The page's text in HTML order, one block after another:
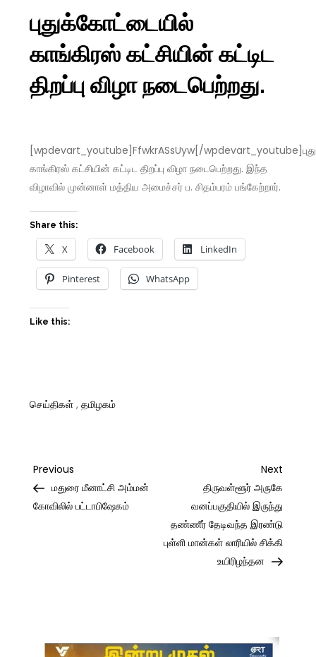
புதுக்கோட்டையில்
காங்கிரஸ் கட்சியின் கட்டிட
திறப்பு விழா நடைபெற்றது.
[wpdevart_youtube]FfwkrASsUyw[/
காங்கிரஸ் கட்சியின் கட்டிட திறப்பு விழா நடைபெற்றது. இந்த
விழாவில் முன்னாள் மத்திய அமைச்சர் ப. சிதம்பரம் பங்கேற்றார்.
Share this:
X Facebook LinkedIn
Pinterest WhatsApp
Like this:
செய்திகள் ,தமிழகம்
Post
navigation
Previous
Post
Previous
மதுரை மீனாட்சி அம்மன்
கோவிலில் பட்டாபிஷேகம்
Next
Post
Next
திருவள்ளூர் அருகே
வனப்பகுதியில் இருந்து
தண்ணீர் தேடிவந்த இரண்டு
புள்ளி மான்கள் லாரியில் சிக்கி
உயிரிழந்தன